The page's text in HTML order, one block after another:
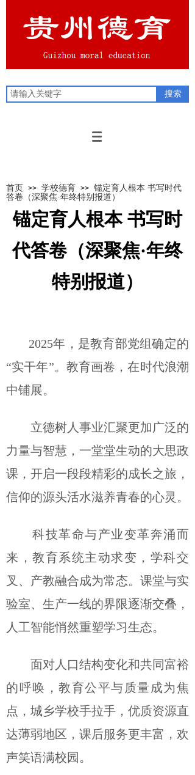
搜索
首页 >> 学校德育 >> 锚定育人根本 书写时代
答卷（深聚焦·年终特别报道）
锚定育人根本 书写时
代答卷（深聚焦·年终
特别报道）
2025年，是教育部党组确定的
“实干年”。教育画卷，在时代浪潮
中铺展。
立德树人事业汇聚更加广泛的
力量与智慧，一堂堂生动的大思政
课，开启一段段精彩的成长之旅，
信仰的源头活水滋养青春的心灵。
科技革命与产业变革奔涌而
来，教育系统主动求变，学科交
叉、产教融合成为常态。课堂与实
验室、生产一线的界限逐渐交叠，
人工智能悄然重塑学习生态。
面对人口结构变化和共同富裕
的呼唤，教育公平与质量成为焦
点，城乡学校手拉手，优质资源直
达薄弱地区，课后服务更丰富，欢
声笑语满校园。